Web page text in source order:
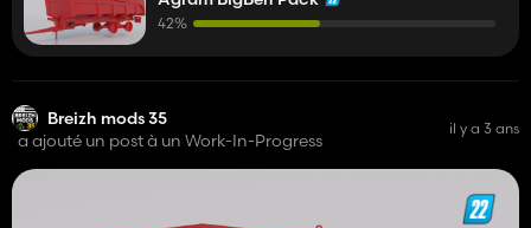
42%
Breizh mods 35
a ajouté un post à un Work-In-Progress
il y a 3 ans